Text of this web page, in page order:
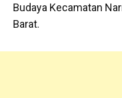
Budaya Kecamatan
Barat.